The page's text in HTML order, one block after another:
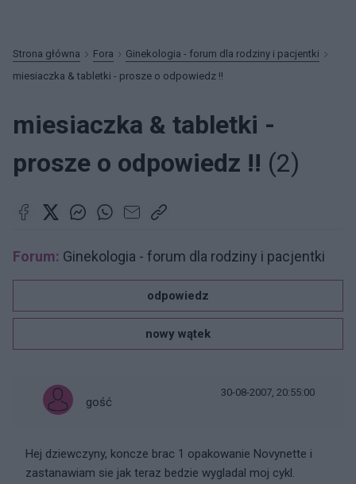
Strona główna Fora
Ginekologia - forum dla rodziny i pacjentki
miesiaczka & tabletki - prosze o odpowiedz !!
miesiaczka & tabletki -
prosze o odpowiedz !! (2)
Forum: Ginekologia - forum dla rodziny i pacjentki
odpowiedz
nowy wątek
gość
30-08-2007, 20:55:00
Hej dziewczyny, koncze brac 1 opakowanie Novynette i
zastanawiam sie jak teraz bedzie wygladal moj cykl.